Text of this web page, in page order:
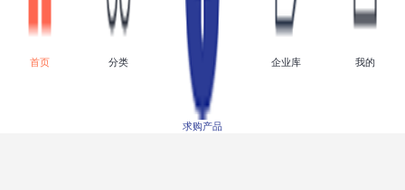
首页 分类
求购产品
企业库 我的